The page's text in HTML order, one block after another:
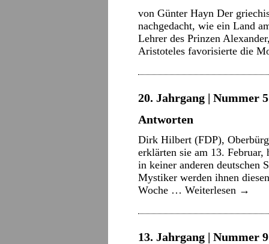
von Günter Hayn Der
nachgedacht, wie ein Land
Lehrer des Prinzen
Aristoteles favorisierte die
20. Jahrgang | Nummer
Antworten
Dirk Hilbert (FDP),
erklärten sie am 13.
in keiner anderen deutschen
Mystiker werden ihnen
Woche … Weiterlesen →
13. Jahrgang | Nummer